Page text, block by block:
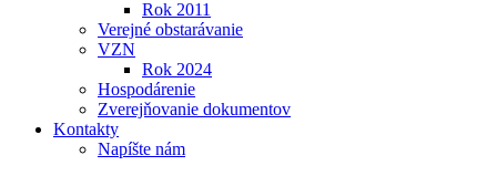
Rok 2011
Verejné obstarávanie
VZN
Rok 2024
Hospodárenie
Zverejňovanie dokumentov
Kontakty
Napíšte nám